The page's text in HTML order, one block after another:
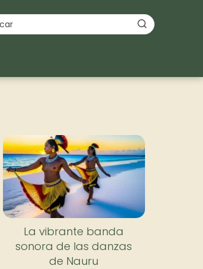
La vibrante banda
sonora de las danzas
de Nauru